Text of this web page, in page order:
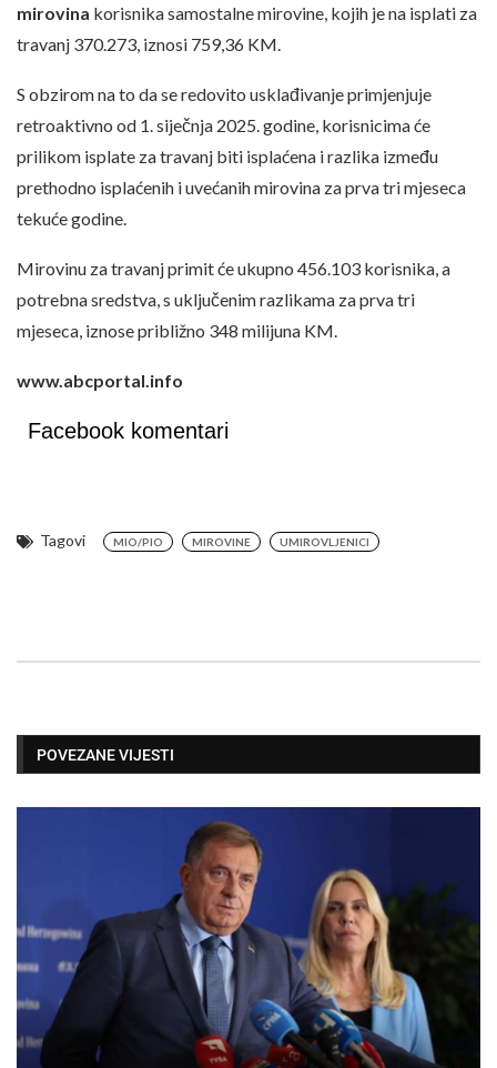
mirovina korisnika samostalne mirovine, kojih je na isplati za
travanj 370.273, iznosi 759,36 KM.
S obzirom na to da se redovito usklađivanje primjenjuje
retroaktivno od 1. siječnja 2025. godine, korisnicima će
prilikom isplate za travanj biti isplaćena i razlika između
prethodno isplaćenih i uvećanih mirovina za prva tri mjeseca
tekuće godine.
Mirovinu za travanj primit će ukupno 456.103 korisnika, a
potrebna sredstva, s uključenim razlikama za prva tri
mjeseca, iznose približno 348 milijuna KM.
www.abcportal.info
Facebook komentari
Tagovi MIO/PIO MIROVINE UMIROVLJENICI
POVEZANE VIJESTI